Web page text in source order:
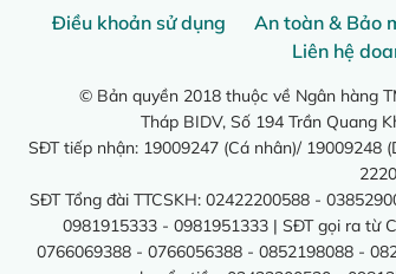
Điều khoản sử dụng An toàn & Bảo
Liên hệ
© Bản quyền 2018 thuộc về Ngân hàng
Tháp BIDV, Số 194 Trần Quang
SĐT tiếp nhận: 19009247 (Cá nhân)/ 19009248
SĐT Tổng đài TTCSKH: 02422200588 -
0981915333 - 0981951333 | SĐT gọi ra từ
0766069388 - 0766056388 - 0852198088 -